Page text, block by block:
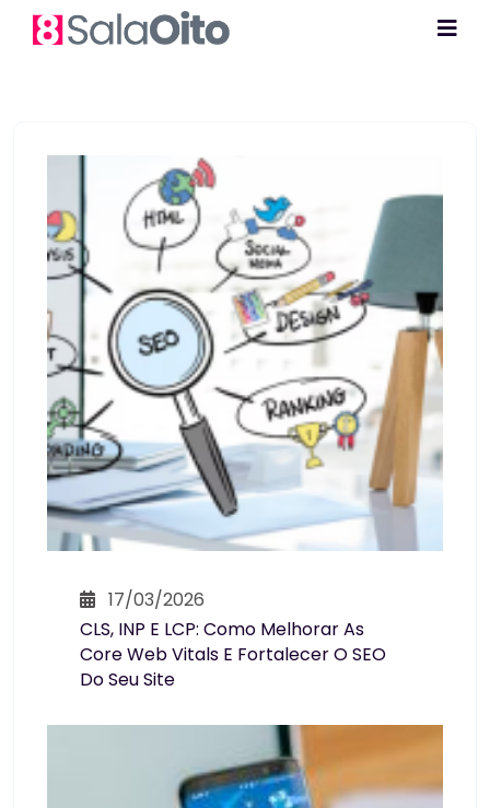
17/03/2026
CLS, INP E LCP: Como Melhorar As
Core Web Vitals E Fortalecer O SEO
Do Seu Site